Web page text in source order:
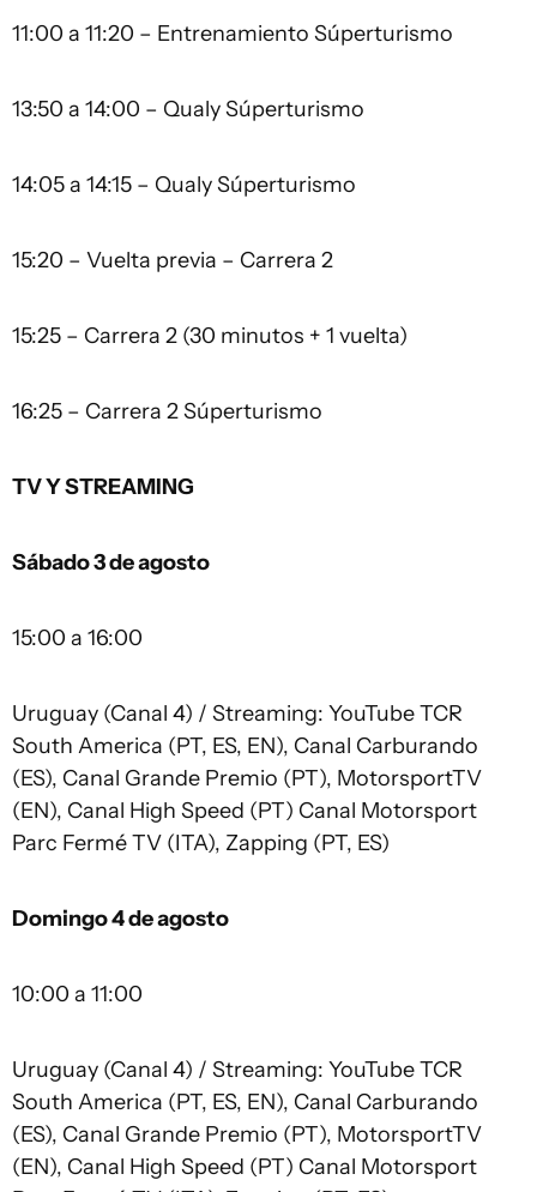
11:00 a 11:20 – Entrenamiento Súperturismo
13:50 a 14:00 – Qualy Súperturismo
14:05 a 14:15 – Qualy Súperturismo
15:20 – Vuelta previa – Carrera 2
15:25 – Carrera 2 (30 minutos + 1 vuelta)
16:25 – Carrera 2 Súperturismo
TV Y STREAMING
Sábado 3 de agosto
15:00 a 16:00
Uruguay (Canal 4) / Streaming: YouTube TCR
South America (PT, ES, EN), Canal Carburando
(ES), Canal Grande Premio (PT), MotorsportTV
(EN), Canal High Speed (PT) Canal Motorsport
Parc Fermé TV (ITA), Zapping (PT, ES)
Domingo 4 de agosto
10:00 a 11:00
Uruguay (Canal 4) / Streaming: YouTube TCR
South America (PT, ES, EN), Canal Carburando
(ES), Canal Grande Premio (PT), MotorsportTV
(EN), Canal High Speed (PT) Canal Motorsport